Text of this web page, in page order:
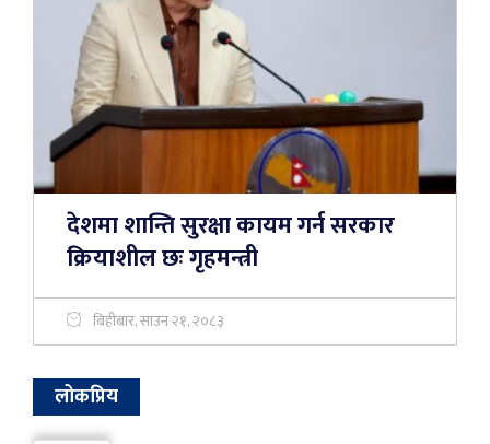
देशमा शान्ति सुरक्षा कायम गर्न सरकार
क्रियाशील छः गृहमन्त्री
बिहीबार, साउन २१, २०८३
लोकप्रिय